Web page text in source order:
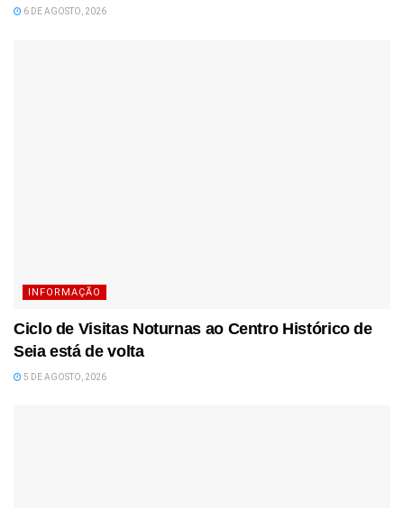
6 DE AGOSTO, 2026
INFORMAÇÃO
Ciclo de Visitas Noturnas ao Centro Histórico de
Seia está de volta
5 DE AGOSTO, 2026